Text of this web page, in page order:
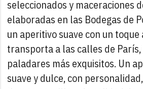
seleccionados y maceraciones
elaboradas en las Bodegas de
un aperitivo suave con un
transporta a las calles de
paladares más exquisitos. Un
suave y dulce, con